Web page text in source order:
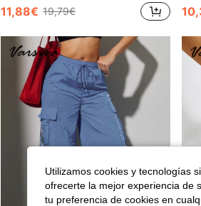
11,88€ 19,79€
Utilizamos cookies y tecnologías
ofrecerte la mejor experiencia de
tu preferencia de cookies en